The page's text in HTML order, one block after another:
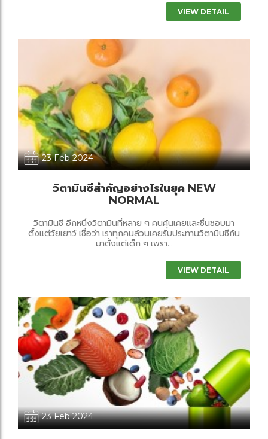
VIEW DETAIL
23 Feb 2024
วิตามินซีสำคัญอย่างไรในยุค NEW
NORMAL
วิตามินซี อีกหนึ่งวิตามินที่หลาย ๆ คนคุ้นเคยและชื่นชอบมา
ตั้งแต่วัยเยาว์ เชื่อว่า เราทุกคนล้วนเคยรับประทานวิตามินซีกัน
มาตั้งแต่เด็ก ๆ เพรา...
VIEW DETAIL
23 Feb 2024